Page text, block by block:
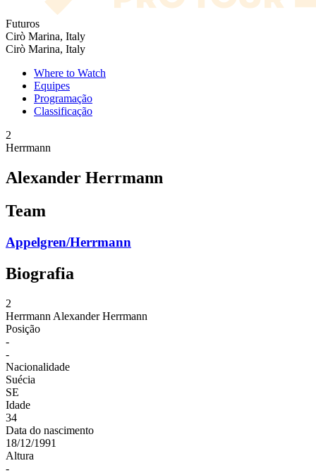
Futuros
Cirò Marina, Italy
Cirò Marina, Italy
Where to Watch
Equipes
Programação
Classificação
2
Herrmann
Alexander Herrmann
Team
Appelgren/Herrmann
Biografia
2
Herrmann Alexander Herrmann
Posição
-
-
Nacionalidade
Suécia
SE
Idade
34
Data do nascimento
18/12/1991
Altura
-